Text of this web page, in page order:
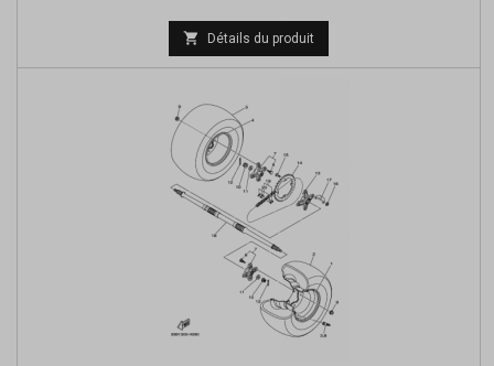
Prix
de
 Détails du produit